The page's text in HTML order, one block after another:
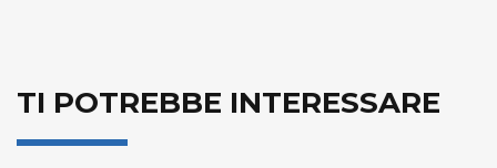
TI POTREBBE INTERESSARE